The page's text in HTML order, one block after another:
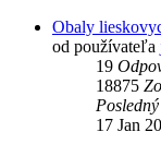
Obaly
od používateľa
19
18875
17 Jan